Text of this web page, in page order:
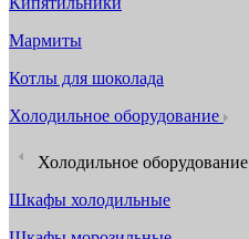
Мармиты
Котлы для шоколада
Холодильное оборудование
Холодильное оборудование
Шкафы холодильные